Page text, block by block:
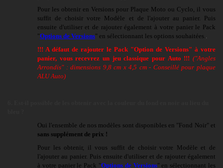
Pour les obtenir en Versions pour Plaque Moto ou Cyclo, il vous
suffit de choisir votre Modèle et de l'ajouter au panier. Puis
ensuite d'utiliser et de rajouter également à votre panier le Pack
"Options de Versions" en sélectionnant les options souhaitées..
!!! A défaut de rajouter le Pack "Option de Versions" à votre
panier, vous recevrez un jeu classique pour Auto !!! ("Angles
Arrondis" : dimensions 9,8 cm x 4,5 cm - Conseillé pour plaque
ALU Auto)
Oui l'ensemble de nos modèles sont disponibles en "Fond Noir" et
sans supplément de prix !
Pour les obtenir, il vous suffit de choisirvotre Modèle et de
l'ajouter au panier. Puis ensuite d'utiliser et de rajouter également
à votre panierle Pack "Options de Versions" en sélectionnant les